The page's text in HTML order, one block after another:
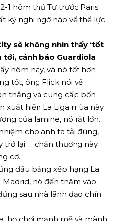
1 hôm thứ Tư trước Paris
kỳ nghi ngờ nào về thể lực
sẽ không nhìn thấy ‘tốt
tới, cảnh báo Guardiola
hôm nay, và nó tốt hơn
tốt, ông Flick nói về
thắng và cung cấp bốn
xuất hiện La Liga mùa này.
của lamine, nó rất lớn.
cho anh ta tải đúng,
trở lại … chấn thương này
cơ.
đầu bảng xếp hạng La
nó đến thăm vào
sau nhà lãnh đạo chín
họ chơi mạnh mẽ và mãnh